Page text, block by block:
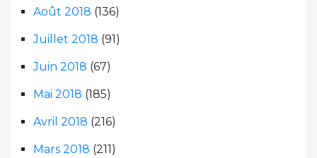
Août 2018 (136)
Juillet 2018 (91)
Juin 2018 (67)
Mai 2018 (185)
Avril 2018 (216)
Mars 2018 (211)